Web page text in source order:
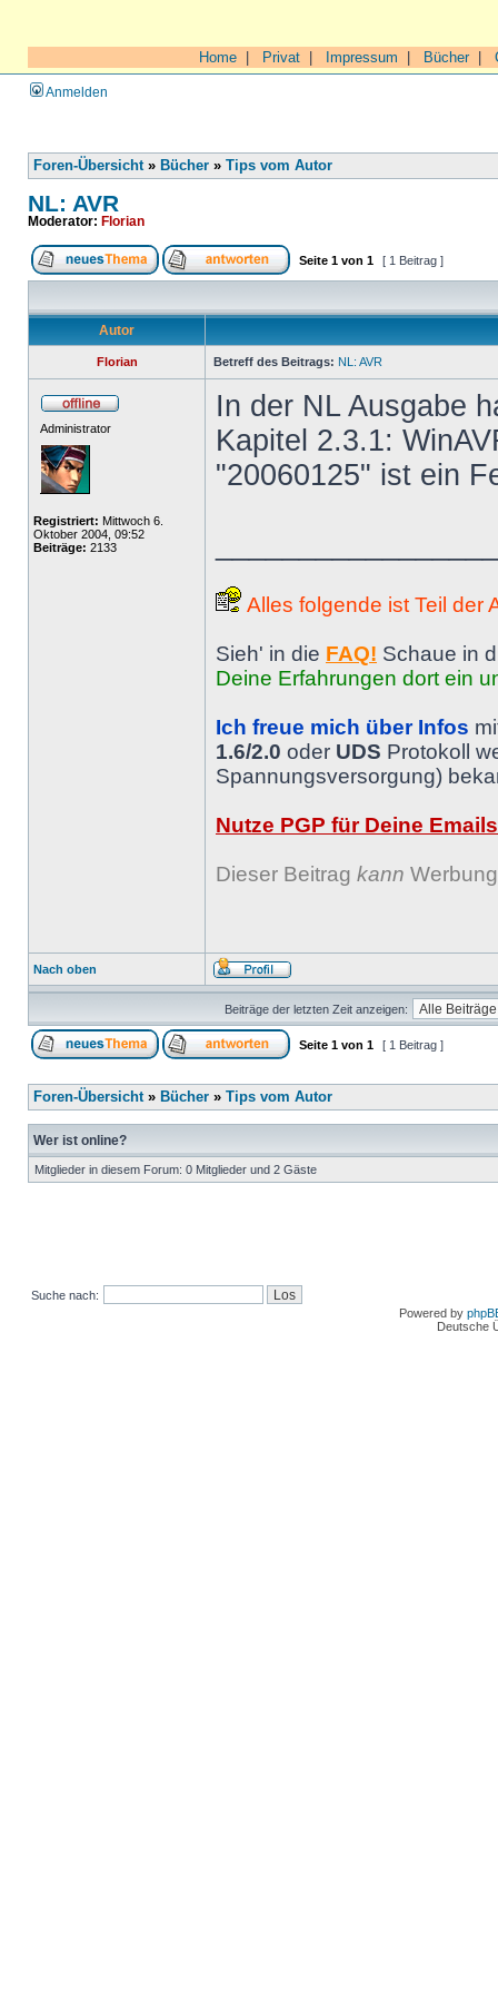
Home Privat Impressum Bücher|
Anmelden
Foren-Übersicht» Bücher » Tips vom Autor
NL: AVR
Moderator: Florian
Seite 1 von 1 [ 1 Beitrag ]
Autor
Florian Betreff des Beitrags: NL: AVR
Administrator
Registriert: Mittwoch 6.
Oktober 2004, 09:52
Beiträge: 2133
In der NL Ausgabe
Kapitel 2.3.1:
"20060125" ist ein
Alles folgende ist Teil der
Sieh' in die FAQ! Schaue in
Deine Erfahrungen dort ein
Ich freue mich über Infos
1.6/2.0 oder UDS Protokoll
Spannungsversorgung)
Nutze PGP für Deine
Dieser Beitrag kann
Nach oben
Beiträge der letzten Zeit anzeigen:
Seite 1 von 1 [ 1 Beitrag ]
Foren-Übersicht» Bücher » Tips vom Autor
Wer ist online?
Mitglieder in diesem Forum: 0 Mitglieder und 2 Gäste
Suche nach:
Powered by
Deutsche